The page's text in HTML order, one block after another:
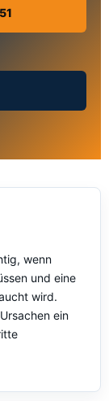
wenn
und eine
wird.
ein